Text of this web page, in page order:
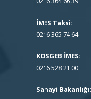
İMES Taksi:
0216 365 74 64
KOSGEB İMES:
0216 528 21 00
Sanayi Bakanlığı: